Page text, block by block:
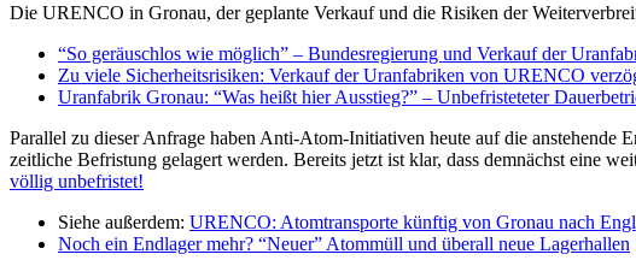
Die URENCO in Gronau, der geplante Verkauf und die Risiken der
“So geräuschlos wie möglich” – Bundesregierung und Verkauf der
Zu viele Sicherheitsrisiken: Verkauf der Uranfabriken von URENCO
Uranfabrik Gronau: “Was heißt hier Ausstieg?” – Unbefristeteter
Parallel zu dieser Anfrage haben Anti-Atom-Initiativen heute auf die
zeitliche Befristung gelagert werden. Bereits jetzt ist klar, dass demnächst eine
völlig unbefristet!
Siehe außerdem: URENCO: Atomtransporte künftig von Gronau nach
Noch ein Endlager mehr? “Neuer” Atommüll und überall neue Lagerhallen